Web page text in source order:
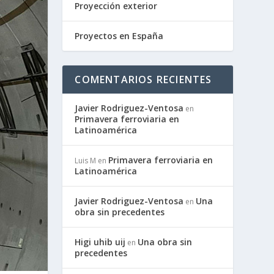
Proyección exterior
Proyectos en España
COMENTARIOS RECIENTES
Javier Rodriguez-Ventosa en
Primavera ferroviaria en
Latinoamérica
Luis M en Primavera ferroviaria en
Latinoamérica
Javier Rodriguez-Ventosa en Una
obra sin precedentes
Higi uhib uij en Una obra sin
precedentes